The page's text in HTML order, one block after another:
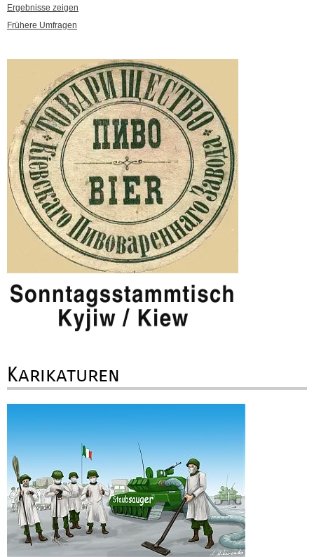
Ergebnisse zeigen
Frühere Umfragen
Karikaturen